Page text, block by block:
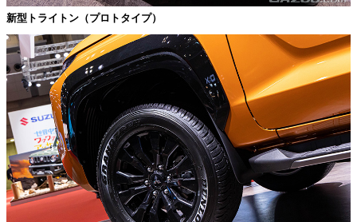
新型トライトン（プロトタイプ）